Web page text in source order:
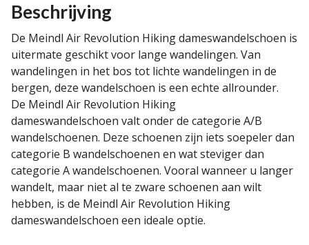
Beschrijving
De Meindl Air Revolution Hiking dameswandelschoen is
uitermate geschikt voor lange wandelingen. Van
wandelingen in het bos tot lichte wandelingen in de
bergen, deze wandelschoen is een echte allrounder.
De Meindl Air Revolution Hiking
dameswandelschoen valt onder de categorie A/B
wandelschoenen. Deze schoenen zijn iets soepeler dan
categorie B wandelschoenen en wat steviger dan
categorie A wandelschoenen. Vooral wanneer u langer
wandelt, maar niet al te zware schoenen aan wilt
hebben, is de Meindl Air Revolution Hiking
dameswandelschoen een ideale optie.